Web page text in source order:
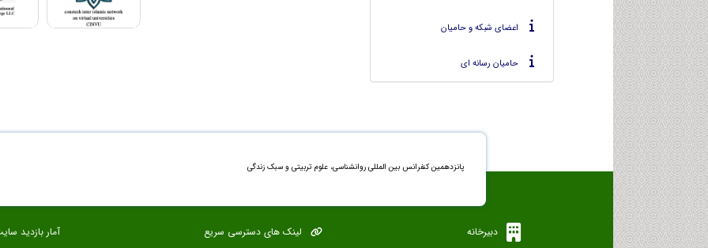
اعضای شبکه و حامیان
حامیان رسانه ای
پانزدهمین کنفرانس بین المللی روانشناسی، علوم تربیتی و سبک زندگی
دبیرخانه لینک های دسترسی سریع آمار بازدید